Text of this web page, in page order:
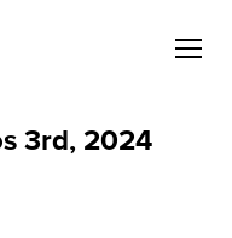
3rd, 2024